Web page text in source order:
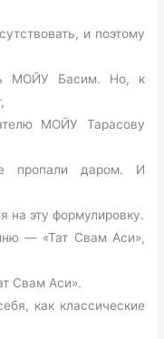
и поэтому
МОЙУ Басим. Но, к
МОЙУ Тарасову
пропали даром. И
на эту формулировку.
— «Тат Свам Аси»,
Свам Аси».
как классические